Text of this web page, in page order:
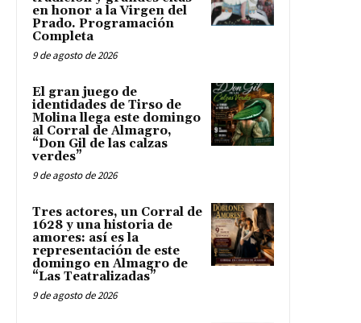
en honor a la Virgen del
Prado. Programación
Completa
9 de agosto de 2026
El gran juego de
identidades de Tirso de
Molina llega este domingo
al Corral de Almagro,
“Don Gil de las calzas
verdes”
9 de agosto de 2026
Tres actores, un Corral de
1628 y una historia de
amores: así es la
representación de este
domingo en Almagro de
“Las Teatralizadas”
9 de agosto de 2026